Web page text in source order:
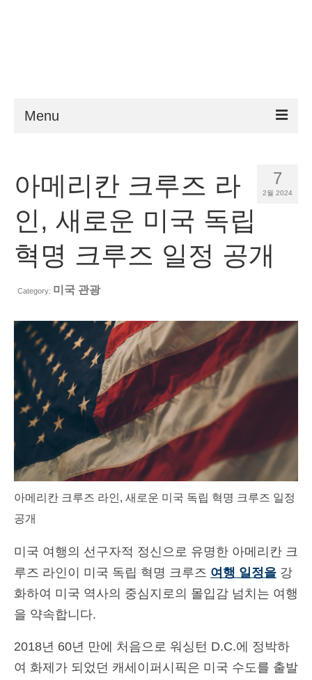
Menu
요구 사항
FAQ
도움말
뉴스
연락처
신청하기
한국어
Hrvatski ( 크로아시아어)
Čeština( 체코슬로바키아어
Dansk(덴마크어)
Nederlands( 화란어
Eesti(에스토니아어)
Français
Deutsch (독어 )
Ελληνικά( 그리스어)
7
2월 2024
아메리칸 크루즈 라
인, 새로운 미국 독립
혁명 크루즈 일정 공개
Category: 미국 관광
아메리칸 크루즈 라인, 새로운 미국 독립 혁명 크루즈 일정
공개
미국 여행의 선구자적 정신으로 유명한 아메리칸 크
루즈 라인이 미국 독립 혁명 크루즈 여행 일정을 강
화하여 미국 역사의 중심지로의 몰입감 넘치는 여행
을 약속합니다.
2018년 60년 만에 처음으로 워싱턴 D.C.에 정박하
여 화제가 되었던 캐세이퍼시픽은 미국 수도를 출발